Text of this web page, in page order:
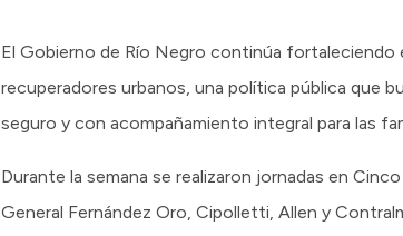
El Gobierno de Río Negro continúa fortaleciendo
recuperadores urbanos, una política pública que
seguro y con acompañamiento integral para las
Durante la semana se realizaron jornadas en
General Fernández Oro, Cipolletti, Allen y